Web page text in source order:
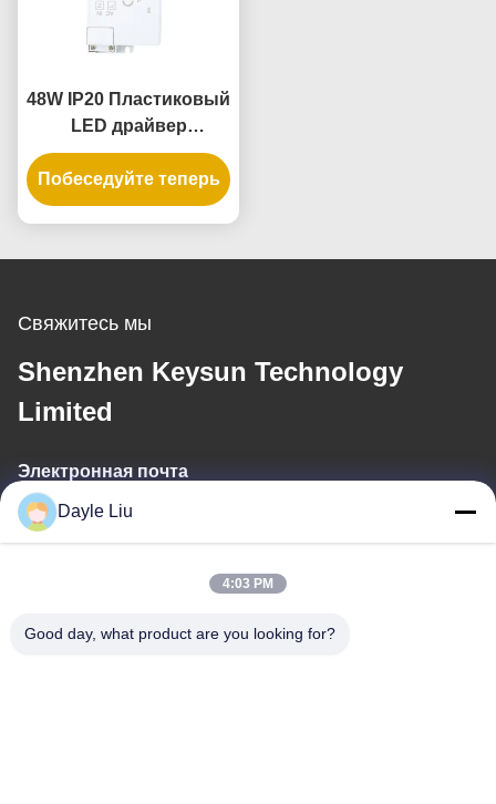
48W IP20 Пластиковый
LED драйвер
постоянного
напряжения
Побеседуйте теперь
Свяжитесь мы
Shenzhen Keysun Technology
Limited
Электронная почта
power06@szzhpower.com
Адрес
Dayle Liu
4:03 PM
Good day, what product are you looking for?